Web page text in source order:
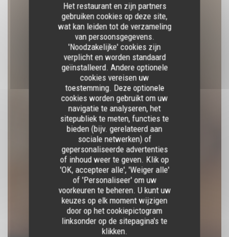
Het restaurant en zijn partners
gebruiken cookies op deze site,
wat kan leiden tot de verzameling
van persoonsgegevens.
'Noodzakelijke' cookies zijn
verplicht en worden standaard
geïnstalleerd. Andere optionele
cookies vereisen uw
toestemming. Deze optionele
cookies worden gebruikt om uw
navigatie te analyseren, het
sitepubliek te meten, functies te
bieden (bijv. gerelateerd aan
sociale netwerken) of
gepersonaliseerde advertenties
of inhoud weer te geven. Klik op
'OK, accepteer alle', 'Weiger alle'
of 'Personaliseer' om uw
voorkeuren te beheren. U kunt uw
keuzes op elk moment wijzigen
door op het cookiepictogram
linksonder op de sitepagina's te
klikken.
sapinho
TRADITIONEEL RESTAURANT|PARIS
RESERVEER EEN TAFEL